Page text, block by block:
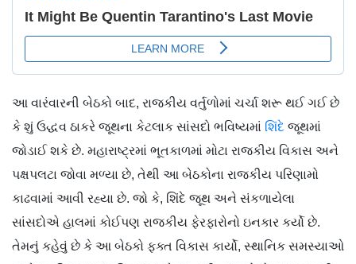
આ વારંવારની બેઠકો બાદ, રાજકીય વર્તુળોમાં ચર્ચા શરૂ થઈ ગઈ છે
કે શું ઉદ્ધવ ઠાકરે જૂથના કેટલાક સાંસદો ભવિષ્યમાં શિંદે જૂથમાં
જોડાઈ શકે છે. મહારાષ્ટ્રમાં ભૂતકાળમાં મોટા રાજકીય વિકાસ અને
પક્ષપલટા જોવા મળ્યા છે, તેથી આ બેઠકોના રાજકીય પરિણામો
કાઢવામાં આવી રહ્યા છે. જો કે, શિંદે જૂથ અને સંકળાયેલા
સાંસદોએ હાલમાં કોઈપણ રાજકીય ફેરફારોનો ઇનકાર કર્યો છે.
તેમનું કહેવું છે કે આ બેઠકો ફક્ત વિકાસ કાર્યો, સ્થાનિક સમસ્યાઓ